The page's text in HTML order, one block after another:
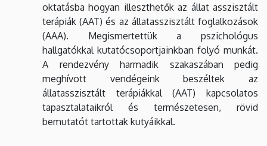
oktatásba hogyan illeszthetők az állat asszisztált
terápiák (AAT) és az állatasszisztált foglalkozások
(AAA). Megismertettük a pszichológus
hallgatókkal kutatócsoportjainkban folyó munkát.
A rendezvény harmadik szakaszában pedig
meghívott vendégeink beszéltek az
állatasszisztált terápiákkal (AAT) kapcsolatos
tapasztalataikról és természetesen, rövid
bemutatót tartottak kutyáikkal.